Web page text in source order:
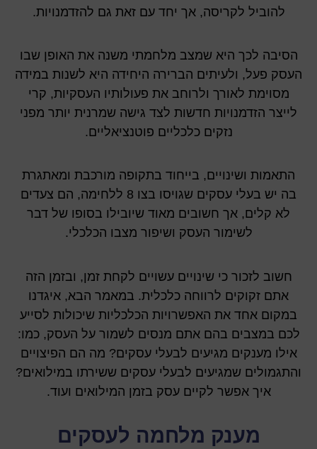
להוביל לקריסה, אך יחד עם זאת גם להזדמנויות.
הסיבה לכך היא שמצב מלחמתי משנה את האופן שבו
העסק פעל, ולעיתים הברירה היחידה היא לשנות במידה
מסוימת לאורך ולרוחב את פעולותיו העסקיות, קרי
לייצר הזדמנויות חדשות לצד גישה שמרנית יותר מפני
נזקים כלכליים פוטנציאליים.
התאמות ושינויים, בייחוד בתקופה מורכבת ומאתגרת
בה יש בעלי עסקים שגויסו בצו 8 ללחימה, הם צעדים
לא קלים, אך חשובים מאוד שיובילו בסופו של דבר
לשימור העסק ושיפור מצבו הכלכלי.
חשוב לזכור כי שינויים עשויים לקחת זמן, ובזמן הזה
אתם זקוקים לרווחה כלכלית. במאמר הבא, איגדנו
במקום אחד את האפשרויות הכלכליות שיכולות לסייע
לכם במצבים בהם אתם מנסים לשמור על העסק, כמו:
אילו מענקים מגיעים לבעלי עסקים? מה הם הפיצויים
והתגמולים שמגיעים לבעלי עסקים ששירתו במילואים?
איך אפשר לקיים עסק בזמן המילואים ועוד.
מענק מלחמה לעסקים